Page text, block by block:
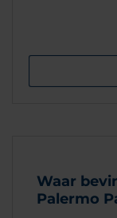
Waar
Palermo